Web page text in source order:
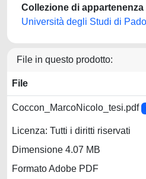
Collezione di appartenenza
Università degli Studi di
File in questo prodotto:
File
Coccon_MarcoNicolo_tesi.pdf
Licenza: Tutti i diritti riservati
Dimensione 4.07 MB
Formato Adobe PDF